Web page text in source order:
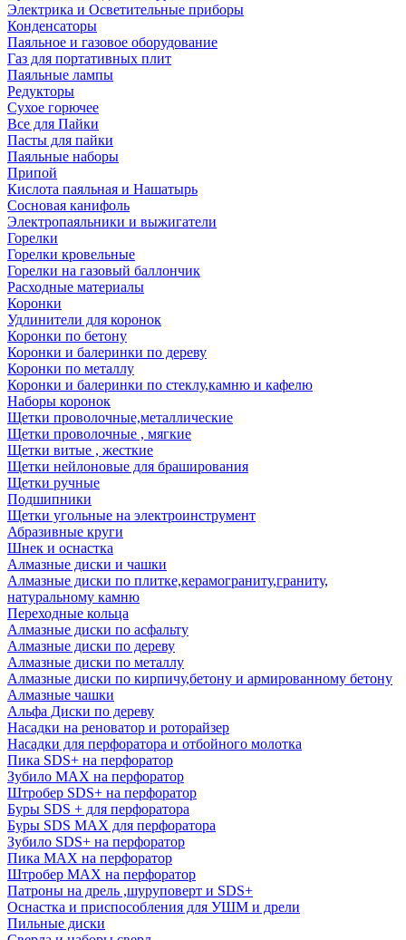
Электрика и Осветительные приборы
Конденсаторы
Паяльное и газовое оборудование
Газ для портативных плит
Паяльные лампы
Редукторы
Сухое горючее
Все для Пайки
Пасты для пайки
Паяльные наборы
Припой
Кислота паяльная и Нашатырь
Сосновая канифоль
Электропаяльники и выжигатели
Горелки
Горелки кровельные
Горелки на газовый баллончик
Расходные материалы
Коронки
Удлинители для коронок
Коронки по бетону
Коронки и балеринки по дереву
Коронки по металлу
Коронки и балеринки по стеклу,камню и кафелю
Наборы коронок
Щетки проволочные,металлические
Щетки проволочные , мягкие
Щетки витые , жесткие
Щетки нейлоновые для браширования
Щетки ручные
Подшипники
Щетки угольные на электроинструмент
Абразивные круги
Шнек и оснастка
Алмазные диски и чашки
Алмазные диски по плитке,керамограниту,граниту,
натуральному камню
Переходные кольца
Алмазные диски по асфальту
Алмазные диски по дереву
Алмазные диски по металлу
Алмазные диски по кирпичу,бетону и армированному бетону
Алмазные чашки
Альфа Диски по дереву
Насадки на реноватор и роторайзер
Насадки для перфоратора и отбойного молотка
Пика SDS+ на перфоратор
Зубило MAX на перфоратор
Штробер SDS+ на перфоратор
Буры SDS + для перфоратора
Буры SDS MAX для перфоратора
Зубило SDS+ на перфоратор
Пика MAX на перфоратор
Штробер MAX на перфоратор
Патроны на дрель ,шуруповерт и SDS+
Оснастка и приспособления для УШМ и дрели
Пильные диски